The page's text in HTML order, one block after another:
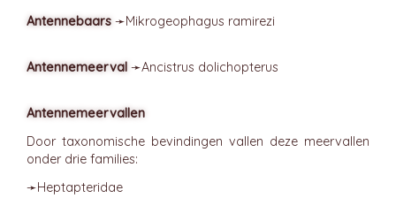
Antennebaars ➛Mikrogeophagus ramirezi
Antennemeerval ➛Ancistrus dolichopterus
Antennemeervallen
Door taxonomische bevindingen vallen deze meervallen
onder drie families:
➛Heptapteridae